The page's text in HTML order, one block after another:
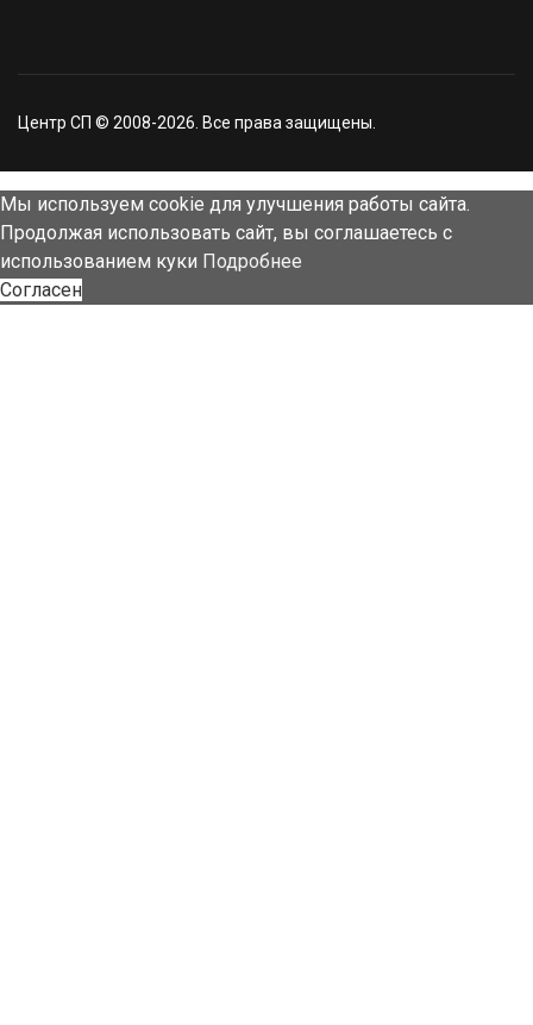
Центр СП © 2008-2026. Все права защищены.
Мы используем cookie для улучшения работы сайта.
Продолжая использовать сайт, вы соглашаетесь с
использованием куки Подробнее
Согласен